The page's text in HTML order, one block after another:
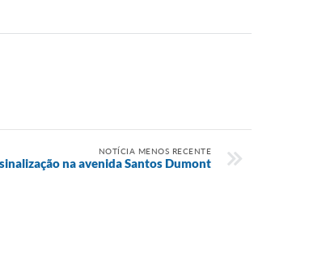
NOTÍCIA MENOS RECENTE
na avenida Santos Dumont